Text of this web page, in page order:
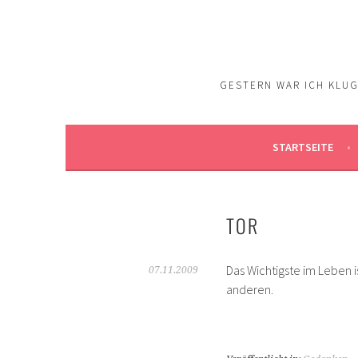
GESTERN WAR ICH
STARTSEITE
TOR
07.11.2009
Das Wichtigste im Leben
anderen.